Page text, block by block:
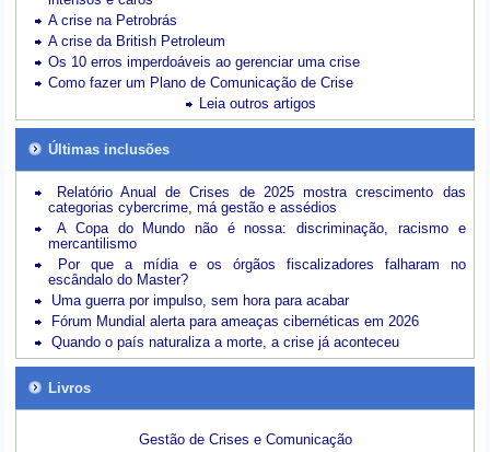
A crise na Petrobrás
A crise da British Petroleum
Os 10 erros imperdoáveis ao gerenciar uma crise
Como fazer um Plano de Comunicação de Crise
Leia outros artigos
Últimas inclusões
Relatório Anual de Crises de 2025 mostra crescimento das
categorias cybercrime, má gestão e assédios
A Copa do Mundo não é nossa: discriminação, racismo e
mercantilismo
Por que a mídia e os órgãos fiscalizadores falharam no
escândalo do Master?
Uma guerra por impulso, sem hora para acabar
Fórum Mundial alerta para ameaças cibernéticas em 2026
Quando o país naturaliza a morte, a crise já aconteceu
Livros
Gestão de Crises e Comunicação